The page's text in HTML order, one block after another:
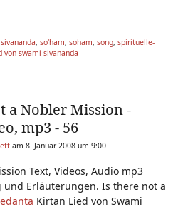
sivananda, so'ham, soham, song, spirituelle-
swami-sivananda
a Nobler Mission -
mp3 - 56
am 8. Januar 2008 um 9:00
Text, Videos, Audio mp3
und Erläuterungen. Is there not a
Kirtan Lied von Swami